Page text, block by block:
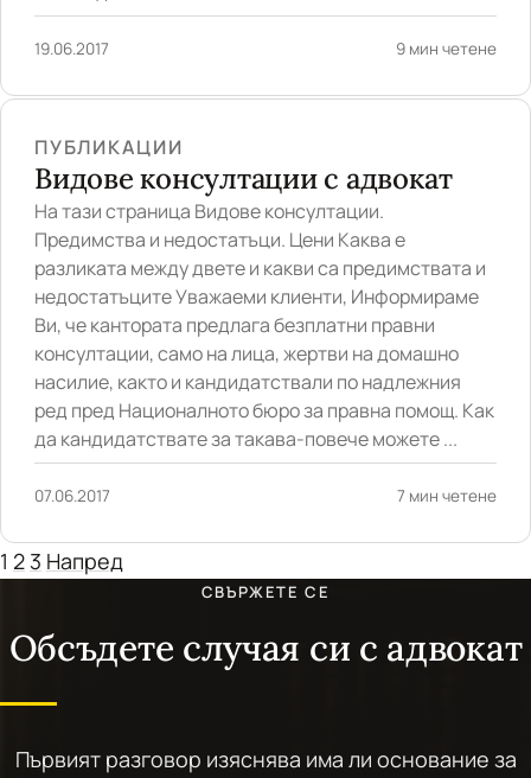
19.06.2017 9 мин четене
ПУБЛИКАЦИИ
Видове консултации с адвокат
На тази страница Видове консултации.
Предимства и недостатъци. Цени Каква е
разликата между двете и какви са предимствата и
недостатъците Уважаеми клиенти, Информираме
Ви, че кантората предлага безплатни правни
консултации, само на лица, жертви на домашно
насилие, както и кандидатствали по надлежния
ред пред Националното бюро за правна помощ. Как
да кандидатствате за такава-повече можете ...
07.06.2017 7 мин четене
1 23 Напред
СВЪРЖЕТЕ СЕ
Обсъдете случая си с адвокат
Първият разговор изяснява има ли основание за